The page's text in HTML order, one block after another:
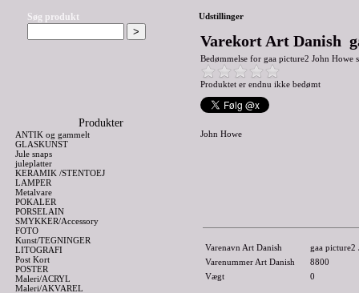
Søg produkt
Produkter
ANTIK og gammelt
GLASKUNST
Jule snaps
juleplatter
KERAMIK /STENTOEJ
LAMPER
Metalvare
POKALER
PORSELAIN
SMYKKER/Accessory
FOTO
Kunst/TEGNINGER
LITOGRAFI
Post Kort
POSTER
Maleri/ACRYL
Maleri/AKVAREL
Udstillinger
Varekort Art Danish
Bedømmelse for gaa picture2 John Howe
Produktet er endnu ikke bedømt
John Howe
Varenavn Art Danish
gaa picture2
Varenummer Art Danish
8800
Vægt
0